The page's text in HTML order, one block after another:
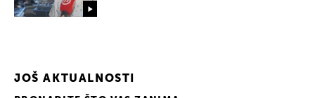
JOŠ AKTUALNOSTI